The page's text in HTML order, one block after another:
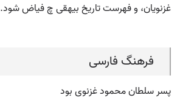
غزنویان، و فهرست تاریخ بیهقی چ فیاض شود.
فرهنگ فارسی
پسر سلطان محمود غزنوی بود